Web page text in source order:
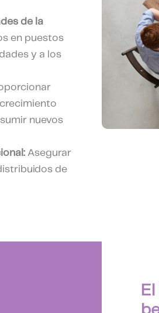
de la
en puestos
y a los
nuevos
Asegurar
de